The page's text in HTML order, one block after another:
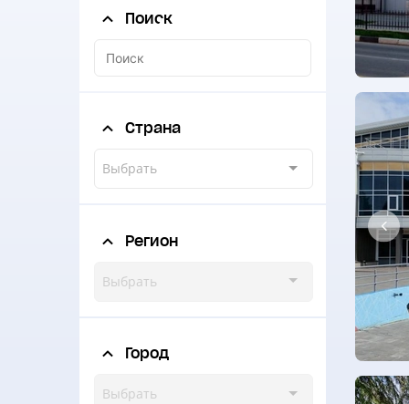
Поиск
Страна
Выбрать
Регион
Выбрать
Город
Выбрать